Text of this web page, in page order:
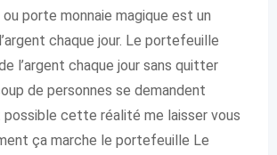
porte monnaie magique est un
chaque jour. Le portefeuille
l’argent chaque jour sans quitter
de personnes se demandent
possible cette réalité me laisser vous
ça marche le portefeuille Le